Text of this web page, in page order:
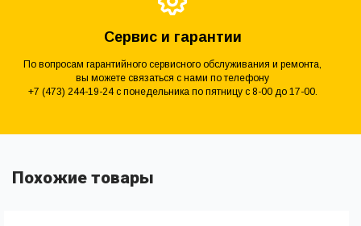
Сервис и гарантии
По вопросам гарантийного сервисного обслуживания и ремонта,
вы можете связаться с нами по телефону
+7 (473) 244-19-24 с понедельника по пятницу с 8-00 до 17-00.
Похожие товары